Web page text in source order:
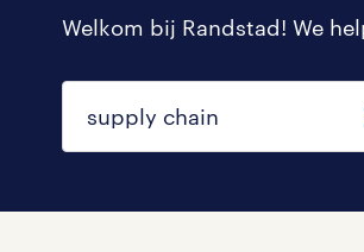
Welkom bij Randstad! We